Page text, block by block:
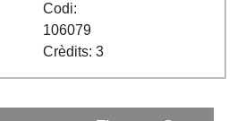
Codi:
106079
Crèdits: 3